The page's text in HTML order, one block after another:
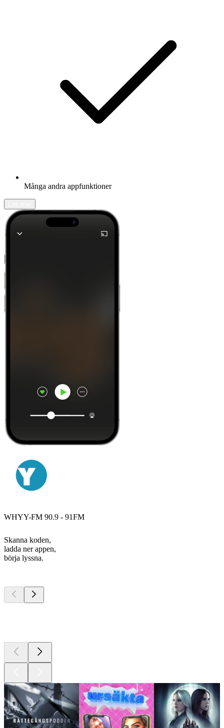
Många andra appfunktioner
WHYY-FM 90.9 - 91FM
Skanna koden,
ladda ner appen,
börja lyssna.